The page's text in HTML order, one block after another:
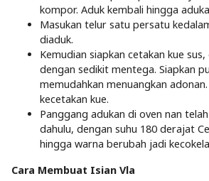
kompor. Aduk kembali hingga
Masukan telur satu persatu
diaduk.
Kemudian siapkan cetakan kue
dengan sedikit mentega. Siapkan
memudahkan menuangkan
kecetakan kue.
Panggang adukan di oven nan
dahulu, dengan suhu 180 derajat
hingga warna berubah jadi
Cara Membuat Isian Vla